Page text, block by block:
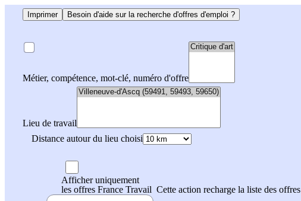
Imprimer Besoin d'aide sur la recherche d'offres d'emploi ?
Métier, compétence, mot-clé, numéro d'offre
Lieu de travail
Distance autour du lieu choisi
Afficher uniquement
les offres France Travail Cette action recharge la liste des offres